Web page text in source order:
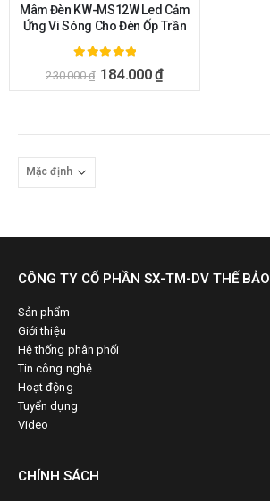
Mâm Đèn KW-MS12W Led Cảm
Ứng Vi Sóng Cho Đèn Ốp Trần
ngoài 5
230.000₫ 184.000₫
CÔNG TY CỔ PHẦN SX-TM-DV THẾ BẢO
Sản phẩm
Giới thiệu
Hệ thống phân phối
Tin công nghệ
Hoạt động
Tuyển dụng
Video
CHÍNH SÁCH